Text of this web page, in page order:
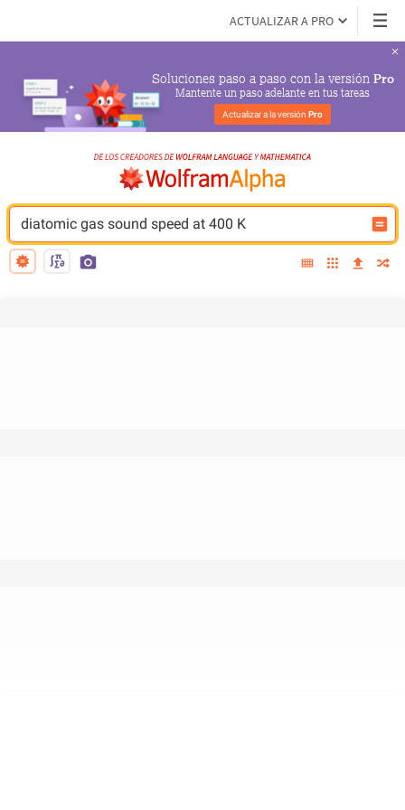
ACTUALIZAR A PRO
Soluciones paso a paso con la versión Pro
Mantente un paso adelante en tus tareas
Actualizar a la versión Pro
diatomic gas sound speed at 400 K